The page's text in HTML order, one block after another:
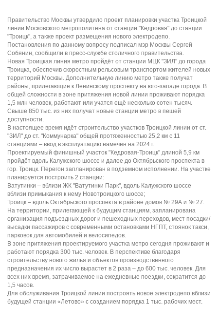
Правительство Москвы утвердило проект планировки участка Троицкой
линии Московского метрополитена от станции "Кедровая" до станции
"Троицк", а также проект размещения нового электродепо.
Постановления по данному вопросу подписал мэр Москвы Сергей
Собянин, сообщили в пресс-службе столичного правительства.
Новая Троицкая линия метро пройдёт от станции МЦК "ЗИЛ" до города
Троицка, обеспечив скоростным рельсовым транспортом жителей новых
территорий Москвы. Дополнительную линию метро также получат
районы, прилегающие к Ленинскому проспекту на юго-западе города. В
общей сложности в зоне притяжения новой линии проживают порядка
1,5 млн человек, работают или учатся ещё несколько сотен тысяч.
Свыше 850 тыс. из них получат новые станции метро в пешей
доступности.
В настоящее время идёт строительство участков Троицкой линии от ст.
"ЗИЛ" до ст. "Коммунарка" общей протяженностью 25,2 км с 11
станциями – ввод в эксплуатацию намечен на 2024 г.
Проектируемый финишный участок "Кедровая-Троицк" длиной 5,9 км
пройдёт вдоль Калужского шоссе и далее до Октябрьского проспекта в
гор. Троицк. Перегон запланирован в подземном исполнении. На участке
планируется построить 2 станции:
Ватутинки – вблизи ЖК "Ватутинки Парк", вдоль Калужского шоссе
вблизи примыкания к нему Новотроицкого шоссе;
Троицк – вдоль Октябрьского проспекта в районе домов № 29А и № 27.
На территории, прилегающей к будущим станциям, запланирована
организация подъездных дорог и пешеходных переходов, мест посадки/
высадки пассажиров с современными остановками НГПТ, стоянок такси,
парковок для автомобилей и велосипедов.
В зоне притяжения проектируемого участка метро сегодня проживают и
работают порядка 300 тыс. человек. В перспективе благодаря
строительству нового жилья и объектов производственного
предназначения их число вырастет в 2 раза – до 600 тыс. человек. Для
всех них время, затрачиваемое на ежедневные поездки, сократится до
1,5 часов.
Для обслуживания Троицкой линии построять новое электродепо вблизи
будущей станции «Летово» с созданием порядка 1 тыс. рабочих мест.